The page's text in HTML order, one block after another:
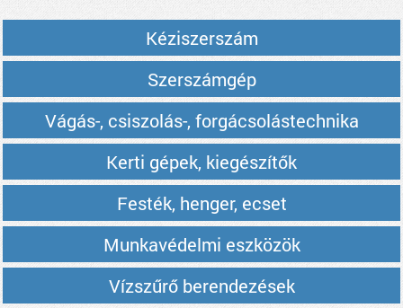
Kéziszerszám
Szerszámgép
Vágás-, csiszolás-, forgácsolástechnika
Kerti gépek, kiegészítők
Festék, henger, ecset
Munkavédelmi eszközök
Vízszűrő berendezések